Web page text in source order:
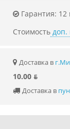
Гарантия: 12
Стоимость доп.
Доставка в
10.00 ƃ
Доставка в